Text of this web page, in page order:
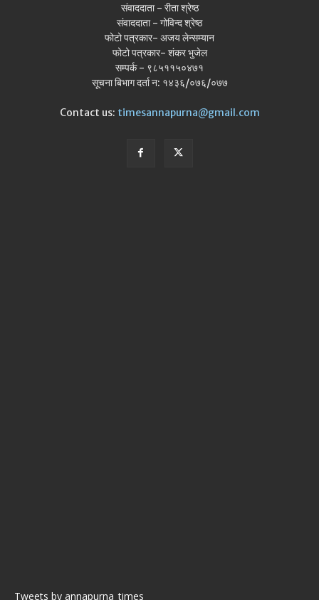
संवाददाता - रीता श्रेष्ठ
संवाददाता - गोविन्द श्रेष्ठ
फोटो पत्रकार- अजय लेन्सम्यान
फोटो पत्रकार- शंकर भुजेल
सम्पर्क - ९८५११५०४७१
सूचना बिभाग दर्ता न: १४३६/०७६/०७७
Contact us: timesannapurna@gmail.com
Tweets by annapurna_times